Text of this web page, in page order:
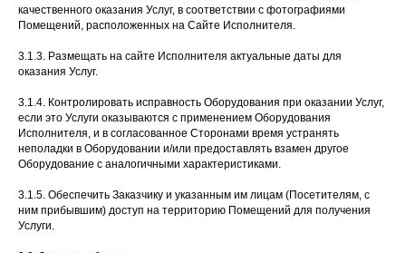
качественного оказания Услуг, в соответствии с фотографиями
Помещений, расположенных на Сайте Исполнителя.
3.1.3. Размещать на сайте Исполнителя актуальные даты для
оказания Услуг.
3.1.4. Контролировать исправность Оборудования при оказании Услуг,
если это Услуги оказываются с применением Оборудования
Исполнителя, и в согласованное Сторонами время устранять
неполадки в Оборудовании и/или предоставлять взамен другое
Оборудование с аналогичными характеристиками.
3.1.5. Обеспечить Заказчику и указанным им лицам (Посетителям, с
ним прибывшим) доступ на территорию Помещений для получения
Услуги.